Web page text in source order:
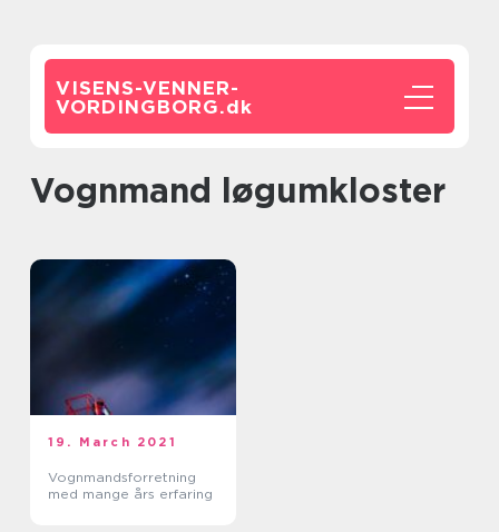
VISENS-VENNER-
VORDINGBORG.dk
Vognmand løgumkloster
19. March 2021
Vognmandsforretning
med mange års erfaring